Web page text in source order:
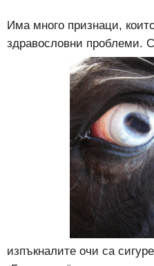
Има много признаци,
здравословни проблеми.
изпъкналите очи са